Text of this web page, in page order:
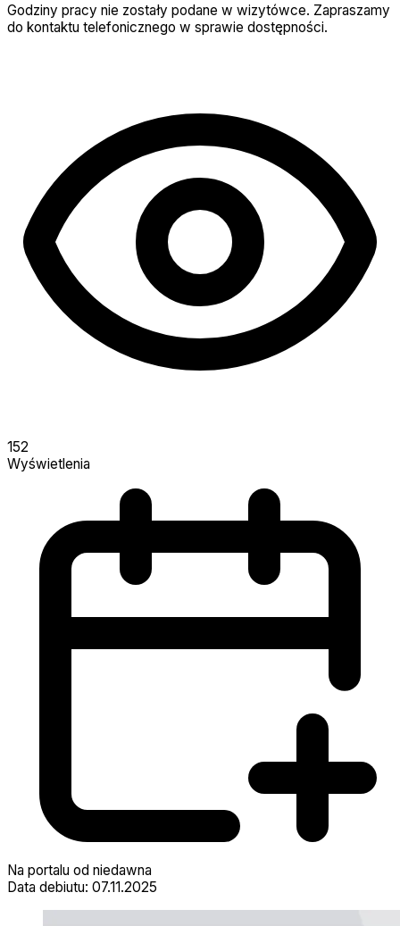
Godziny pracy nie zostały podane w wizytówce. Zapraszamy
do kontaktu telefonicznego w sprawie dostępności.
152
Wyświetlenia
Na portalu od niedawna
Data debiutu: 07.11.2025